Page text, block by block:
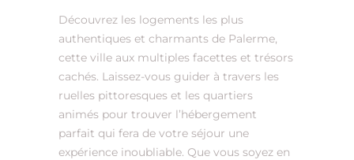
Découvrez les logements les plus
authentiques et charmants de Palerme,
cette ville aux multiples facettes et trésors
cachés. Laissez-vous guider à travers les
ruelles pittoresques et les quartiers
animés pour trouver l’hébergement
parfait qui fera de votre séjour une
expérience inoubliable. Que vous soyez en